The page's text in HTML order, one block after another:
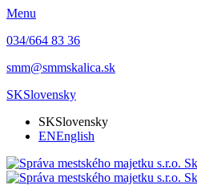
Menu
034/664 83 36
smm@smmskalica.sk
SKSlovensky
SKSlovensky
ENEnglish